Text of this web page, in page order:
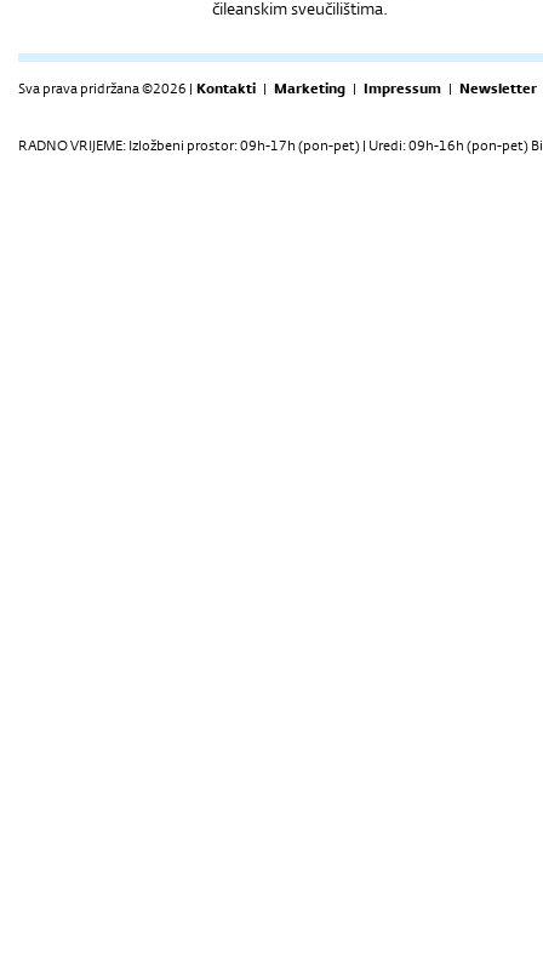
čileanskim sveučilištima.
Sva prava pridržana ©2026 | Kontakti | Marketing | Impressum | Newsletter
RADNO VRIJEME: Izložbeni prostor: 09h-17h (pon-pet) | Uredi: 09h-16h (pon-pet)